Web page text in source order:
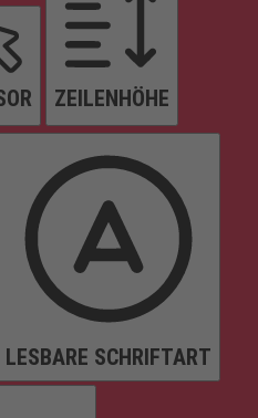
ZEILENHÖHE
LESBARE SCHRIFTART